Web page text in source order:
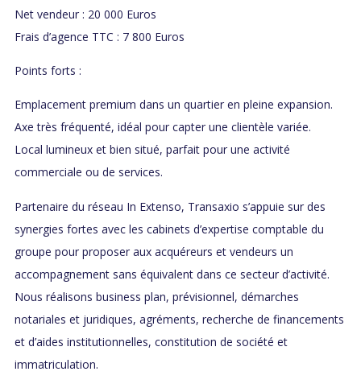
Net vendeur : 20 000 Euros
Frais d’agence TTC : 7 800 Euros
Points forts :
Emplacement premium dans un quartier en pleine expansion.
Axe très fréquenté, idéal pour capter une clientèle variée.
Local lumineux et bien situé, parfait pour une activité
commerciale ou de services.
Partenaire du réseau In Extenso, Transaxio s’appuie sur des
synergies fortes avec les cabinets d’expertise comptable du
groupe pour proposer aux acquéreurs et vendeurs un
accompagnement sans équivalent dans ce secteur d’activité.
Nous réalisons business plan, prévisionnel, démarches
notariales et juridiques, agréments, recherche de financements
et d’aides institutionnelles, constitution de société et
immatriculation.